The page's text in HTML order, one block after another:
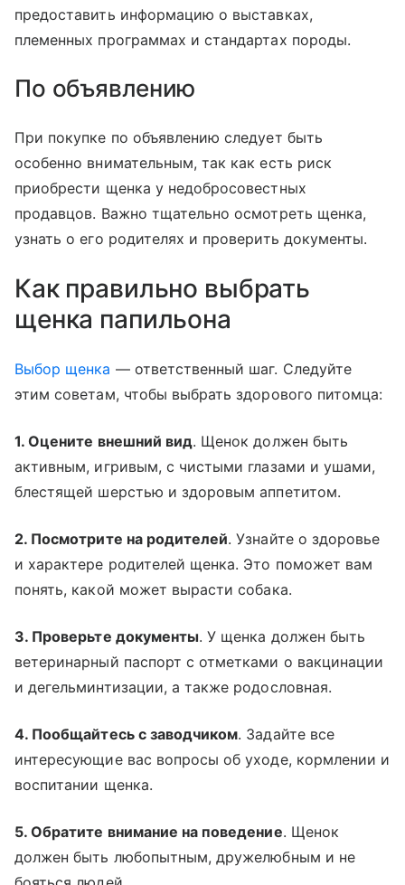
предоставить информацию о выставках,
племенных программах и стандартах породы.
По объявлению
При покупке по объявлению следует быть
особенно внимательным, так как есть риск
приобрести щенка у недобросовестных
продавцов. Важно тщательно осмотреть щенка,
узнать о его родителях и проверить документы.
Как правильно выбрать
щенка папильона
Выбор щенка — ответственный шаг. Следуйте
этим советам, чтобы выбрать здорового питомца:
1. Оцените внешний вид. Щенок должен быть
активным, игривым, с чистыми глазами и ушами,
блестящей шерстью и здоровым аппетитом.
2. Посмотрите на родителей. Узнайте о здоровье
и характере родителей щенка. Это поможет вам
понять, какой может вырасти собака.
3. Проверьте документы. У щенка должен быть
ветеринарный паспорт с отметками о вакцинации
и дегельминтизации, а также родословная.
4. Пообщайтесь с заводчиком. Задайте все
интересующие вас вопросы об уходе, кормлении и
воспитании щенка.
5. Обратите внимание на поведение. Щенок
должен быть любопытным, дружелюбным и не